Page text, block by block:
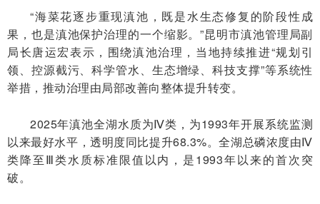
“海菜花逐步重现滇池，既是水生态修复的阶段性成
果，也是滇池保护治理的一个缩影。”昆明市滇池管理局副
局长唐运宏表示，围绕滇池治理，当地持续推进“规划引
领、控源截污、科学管水、生态增绿、科技支撑”等系统性
举措，推动治理由局部改善向整体提升转变。
2025年滇池全湖水质为Ⅳ类，为1993年开展系统监测
以来最好水平，透明度同比提升68.3%。全湖总磷浓度由Ⅳ
类降至Ⅲ类水质标准限值以内，是1993年以来的首次突
破。